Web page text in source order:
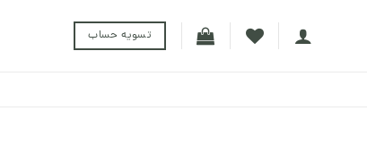
تسویه حساب